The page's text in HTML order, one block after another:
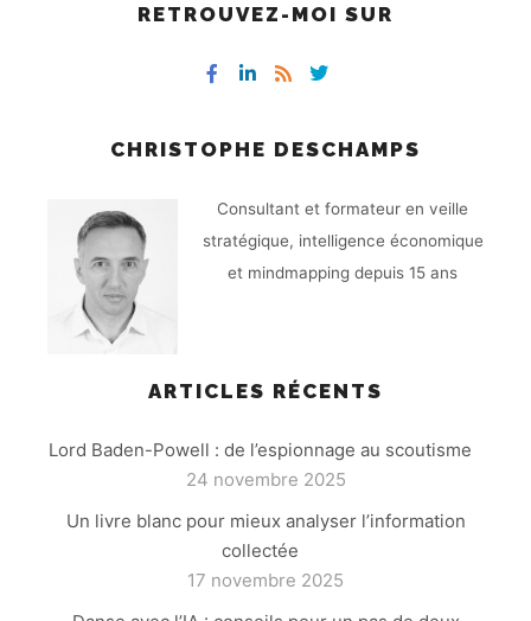
RETROUVEZ-MOI SUR
CHRISTOPHE DESCHAMPS
Consultant et formateur en veille
stratégique, intelligence économique
et mindmapping depuis 15 ans
ARTICLES RÉCENTS
Lord Baden-Powell : de l’espionnage au scoutisme
24 novembre 2025
Un livre blanc pour mieux analyser l’information
collectée
17 novembre 2025